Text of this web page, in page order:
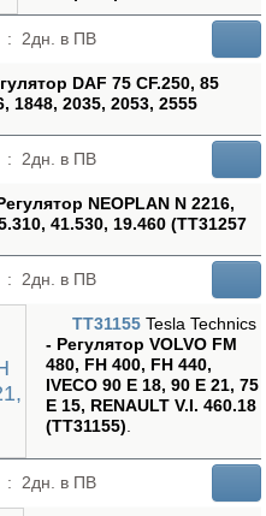
: 2дн. в ПВ
DAF 75 CF.250, 85
1848, 2035, 2053, 2555
: 2дн. в ПВ
NEOPLAN N 2216,
41.530, 19.460 (TT31257
: 2дн. в ПВ
TT31155Tesla Technics
- Регулятор VOLVO FM
480, FH 400, FH 440,
IVECO 90 E 18, 90 E 21, 75
E 15, RENAULT V.I. 460.18
(TT31155)
: 2дн. в ПВ